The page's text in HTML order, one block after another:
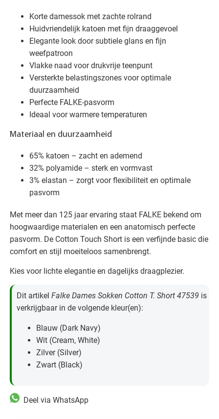
Korte damessok met zachte rolrand
Huidvriendelijk katoen met fijn draaggevoel
Elegante look door subtiele glans en fijn
weefpatroon
Vlakke naad voor drukvrije teenpunt
Versterkte belastingszones voor optimale
duurzaamheid
Perfecte FALKE-pasvorm
Ideaal voor warmere temperaturen
Materiaal en duurzaamheid
65% katoen – zacht en ademend
32% polyamide – sterk en vormvast
3% elastan – zorgt voor flexibiliteit en optimale
pasvorm
Met meer dan 125 jaar ervaring staat FALKE bekend om
hoogwaardige materialen en een anatomisch perfecte
pasvorm. De Cotton Touch Short is een verfijnde basic die
comfort en stijl moeiteloos samenbrengt.
Kies voor lichte elegantie en dagelijks draagplezier.
Dit artikel Falke Dames Sokken Cotton T. Short 47539 is
verkrijgbaar in de volgende kleur(en):
Blauw (Dark Navy)
Wit (Cream, White)
Zilver (Silver)
Zwart (Black)
Deel via WhatsApp